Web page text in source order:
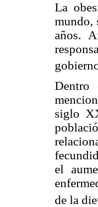
La
mundo,
años.
Dentro
siglo
el
de la